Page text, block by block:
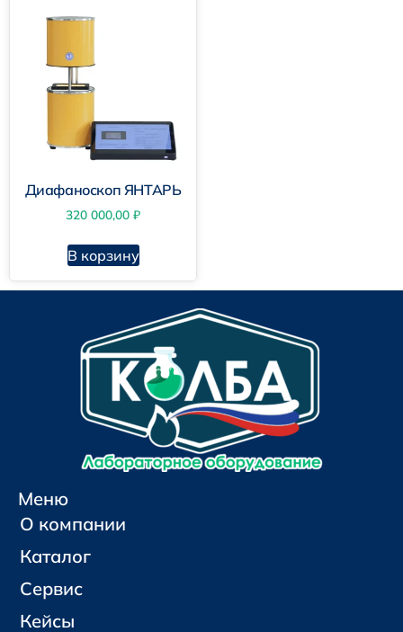
Диафаноскоп ЯНТАРЬ
320 000,00 ₽
В корзину
Меню
О компании
Каталог
Сервис
Кейсы